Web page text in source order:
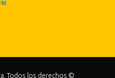
Todos los derechos ©